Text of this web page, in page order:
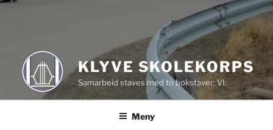
KLYVE SKOLEKORPS
Samarbeid staves med to bokstaver: VI.
Meny